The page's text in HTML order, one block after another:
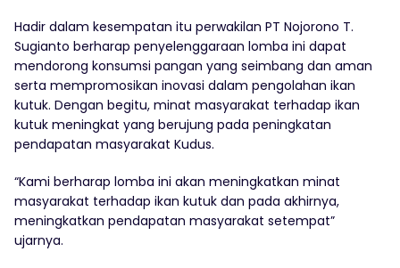
Hadir dalam kesempatan itu perwakilan PT Nojorono T.
Sugianto berharap penyelenggaraan lomba ini dapat
mendorong konsumsi pangan yang seimbang dan aman
serta mempromosikan inovasi dalam pengolahan ikan
kutuk. Dengan begitu, minat masyarakat terhadap ikan
kutuk meningkat yang berujung pada peningkatan
pendapatan masyarakat Kudus.
“Kami berharap lomba ini akan meningkatkan minat
masyarakat terhadap ikan kutuk dan pada akhirnya,
meningkatkan pendapatan masyarakat setempat”
ujarnya.